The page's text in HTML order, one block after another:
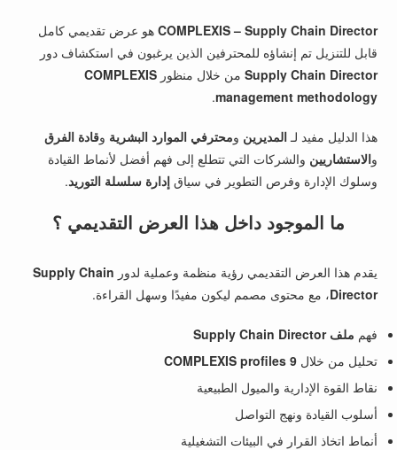
COMPLEXIS – Supply Chain Director هو عرض تقديمي كامل
قابل للتنزيل تم إنشاؤه للمحترفين الذين يرغبون في استكشاف دور
Supply Chain Director من خلال منظورCOMPLEXIS
management methodology
.
هذا الدليل مفيد لـالمديرين ومحترفي الموارد البشرية وقادة الفرق
والاستشاريين والشركات التي تتطلع إلى فهم أفضل لأنماط القيادة
وسلوك الإدارة وفرص التطوير في سياقإدارة سلسلة التوريد.
ما الموجود داخل هذا العرض التقديمي ؟
يقدم هذا العرض التقديمي رؤية منظمة وعملية لدور Supply Chain
Director، مع محتوى مصمم ليكون مفيدًا وسهل القراءة.
فهم ملف Supply Chain Director
تحليل من خلال9 COMPLEXIS profiles
نقاط القوة الإدارية والميول الطبيعية
أسلوب القيادة ونهج التواصل
أنماط اتخاذ القرار في البيئات التشغيلية